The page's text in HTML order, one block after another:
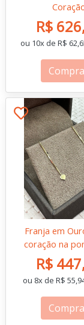
R$
ou 10x de R$
Franja em
coração na
R$
ou 8x de R$